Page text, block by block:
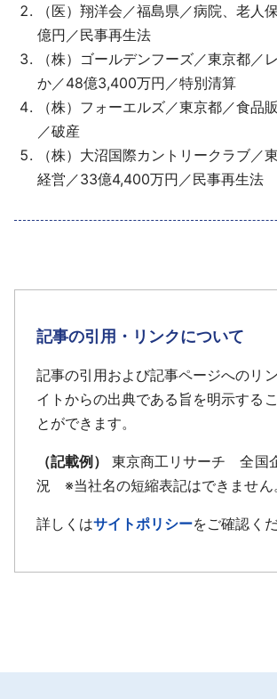
（医）翔洋会／福島県／病院、老人
億円／民事再生法
（株）ゴールデンフーズ／東京都／
か／48億3,400万円／特別清算
（株）フォーエルズ／東京都／食品
／破産
（株）大沼国際カントリークラブ／
経営／33億4,400万円／民事再生法
記事の引用・リンクについて
記事の引用および記事ページへのリ
イトからの出典である旨を明示する
とができます。
（記載例）
東京商工リサーチ 全国
況 ※当社名の短縮表記はできません
詳しくはサイトポリシーをご確認くだ